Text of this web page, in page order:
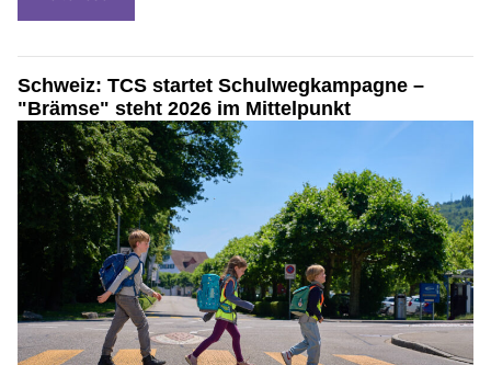
Schweiz: TCS startet Schulwegkampagne –
"Brämse" steht 2026 im Mittelpunkt